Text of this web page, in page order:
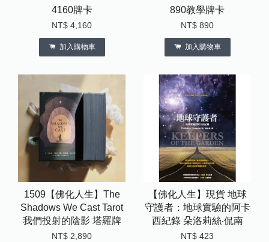
4160牌卡
NT$ 4,160
加入購物車
890教學牌卡
NT$ 890
加入購物車
1509【佛化人生】The
Shadows We Cast Tarot
我們投射的陰影 塔羅牌
NT$ 2,890
【佛化人生】現貨 地球
守護者：地球實驗的阿卡
西紀錄 朵洛莉絲‧侃南
NT$ 423